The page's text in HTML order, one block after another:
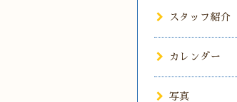
スタッフ紹介
カレンダー
写真